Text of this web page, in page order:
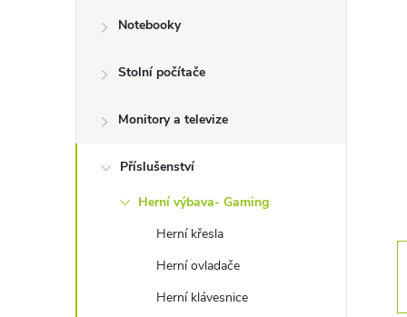
r
Notebooky
Stolní počítače
Monitory a televize
Příslušenství
Herní výbava- Gaming
Herní křesla
Herní ovladače
Herní klávesnice